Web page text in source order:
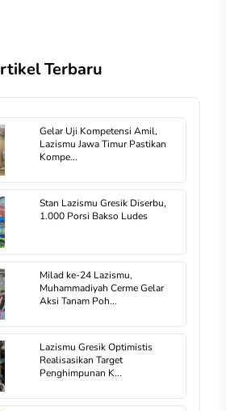
Terbaru
Gelar Uji Kompetensi Amil,
Lazismu Jawa Timur Pastikan
Kompe...
Stan Lazismu Gresik Diserbu,
1.000 Porsi Bakso Ludes
Milad ke-24 Lazismu,
Muhammadiyah Cerme Gelar
Aksi Tanam Poh...
Lazismu Gresik Optimistis
Realisasikan Target
Penghimpunan K...